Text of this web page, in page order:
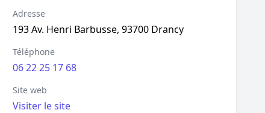
Adresse
193 Av. Henri Barbusse, 93700 Drancy
Téléphone
06 22 25 17 68
Site web
Visiter le site